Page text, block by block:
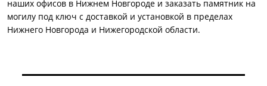
наших офисов в Нижнем Новгороде и заказать памятник на
могилу под ключ с доставкой и установкой в пределах
Нижнего Новгорода и Нижегородской области.